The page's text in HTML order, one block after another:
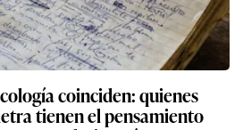
coinciden: quienes
tienen el pensamiento